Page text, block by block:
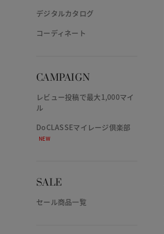
デジタルカタログ
コーディネート
CAMPAIGN
レビュー投稿で最大1,000マイ
ル
DoCLASSEマイレージ倶楽部
NEW
SALE
セール商品一覧